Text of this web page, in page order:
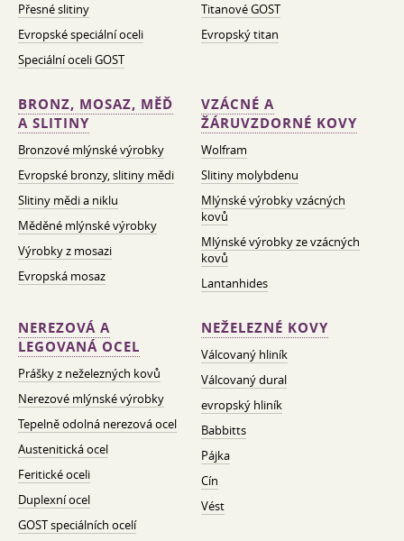
Přesné slitiny
Evropské speciální oceli
Speciální oceli GOST
Titanové GOST
Evropský titan
BRONZ, MOSAZ, MĚĎ
A SLITINY
Bronzové mlýnské výrobky
Evropské bronzy, slitiny mědi
Slitiny mědi a niklu
Měděné mlýnské výrobky
Výrobky z mosazi
Evropská mosaz
VZÁCNÉ A
ŽÁRUVZDORNÉ KOVY
Wolfram
Slitiny molybdenu
Mlýnské výrobky vzácných
kovů
Mlýnské výrobky ze vzácných
kovů
Lantanhides
NEREZOVÁ A
LEGOVANÁ OCEL
Prášky z neželezných kovů
Nerezové mlýnské výrobky
Tepelně odolná nerezová ocel
Austenitická ocel
Feritické oceli
Duplexní ocel
GOST speciálních ocelí
NEŽELEZNÉ KOVY
Válcovaný hliník
Válcovaný dural
evropský hliník
Babbitts
Pájka
Cín
Vést